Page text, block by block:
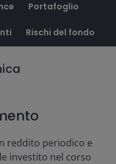
Portafoglio
Rischi del fondo
reddito periodico e
investito nel corso